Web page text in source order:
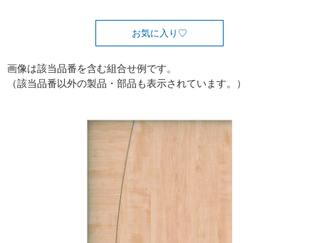
お気に入り
画像は該当品番を含む組合せ例です。
（該当品番以外の製品・部品も表示されています。）